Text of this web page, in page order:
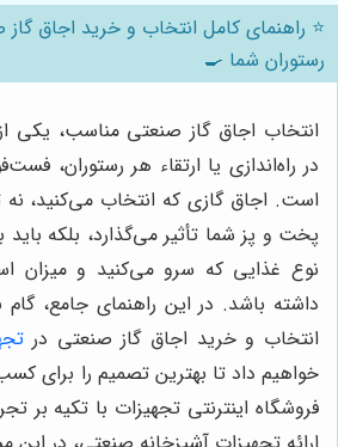
⭐️ راهنمای کامل انتخاب و خرید اجاق
رستوران شما 🍳
انتخاب اجاق گاز صنعتی مناسب، یکی
در راه‌اندازی یا ارتقاء هر رستوران،
است. اجاق گازی که انتخاب می‌کنید،
پخت و پز شما تأثیر می‌گذارد، بلکه
نوع غذایی که سرو می‌کنید و میزان
داشته باشد. در این راهنمای جامع، گام
انتخاب و خرید اجاق گاز صنعتی در
خواهیم داد تا بهترین تصمیم را برای
فروشگاه اینترنتی تجهیزات با تکیه بر